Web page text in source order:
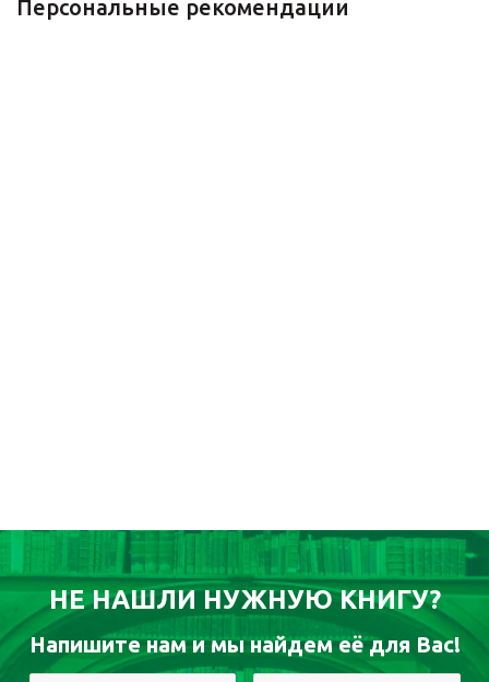
Персональные рекомендации
НЕ НАШЛИ НУЖНУЮ КНИГУ?
Напишите нам и мы найдем её для Вас!